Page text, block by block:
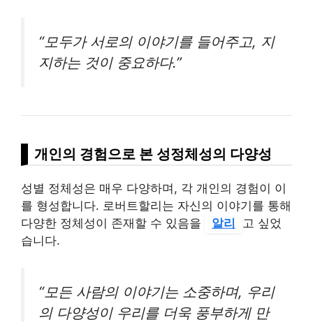
“모두가 서로의 이야기를 들어주고, 지
지하는 것이 중요하다.”
개인의 경험으로 본 성정체성의 다양성
성별 정체성은 매우 다양하며, 각 개인의 경험이 이
를 형성합니다. 로버트할리는 자신의 이야기를 통해
다양한 정체성이 존재할 수 있음을
알리
고 싶었
습니다.
“모든 사람의 이야기는 소중하며, 우리
의 다양성이 우리를 더욱 풍부하게 만